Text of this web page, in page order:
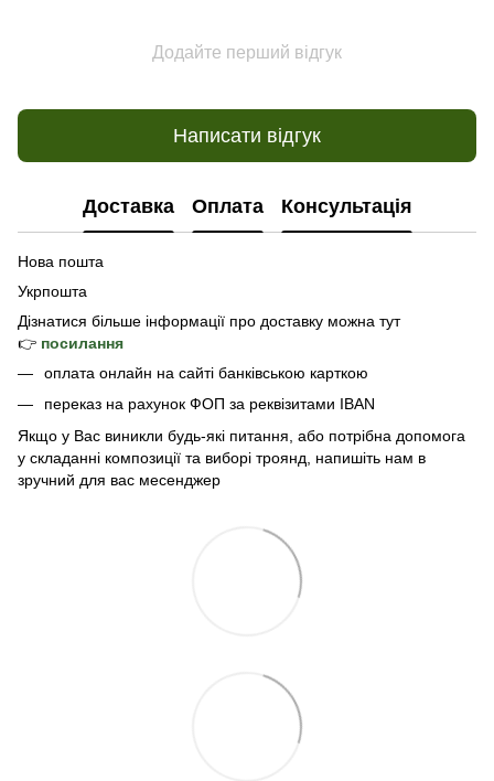
Додайте перший відгук
Написати відгук
Доставка Оплата Консультація
Нова пошта
Укрпошта
Дізнатися більше інформації про доставку можна тут
👉 посилання
оплата онлайн на сайті банківською карткою
переказ на рахунок ФОП за реквізитами IBAN
Якщо у Вас виникли будь-які питання, або потрібна допомога
у складанні композиції та виборі троянд, напишіть нам в
зручний для вас месенджер